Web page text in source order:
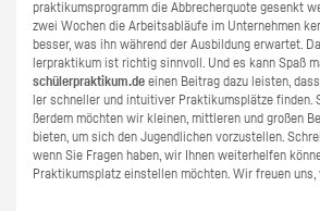
prak­ti­kums­pro­gramm die Ab­bre­cher­quo­te ge­senkt
zwei Wo­chen die Ar­beits­ab­läu­fe im Un­ter­neh­men
bes­ser, was ihn wäh­rend der Aus­bil­dung er­war­tet.
ler­prak­ti­kum ist rich­tig sinn­voll. Und es kann Spaß
schü­ler­prak­ti­kum.de einen Bei­trag dazu leis­ten,
ler schnel­ler und in­tui­ti­ver Prak­ti­kums­plät­ze fin­den.
ßer­dem möch­ten wir klei­nen, mitt­le­ren und gro­ßen
bie­ten, um sich den Ju­gend­li­chen vor­zu­stel­len.
wenn Sie Fra­gen haben, wir Ihnen wei­ter­hel­fen
Prak­ti­kums­platz ein­stel­len möch­ten. Wir freu­en uns,